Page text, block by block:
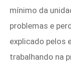
mínimo da
problemas e
explicado pelos
trabalhando na